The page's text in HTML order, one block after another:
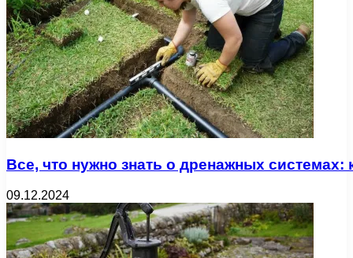
Все, что нужно знать о дренажных системах:
09.12.2024